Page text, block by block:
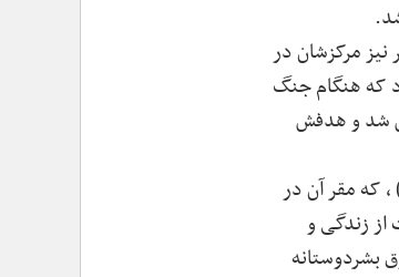
.
و همچنین ۲ گروه بین‌المللی دیگر نیز مرکزشان در
از ۲۵ تن از بزرگان سوئیس بود که هنگام جنگ
و دیگری اتحادیه جمیعت‌های صلیب‌سرخ که در سال ۱۹۱۹ تأسیس شد و هدفش
، که مقر آن در
زندگی و
بشردوستانه